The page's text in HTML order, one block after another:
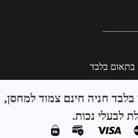
חניה חינם צמוד למחסן,
לבעלי נכות.